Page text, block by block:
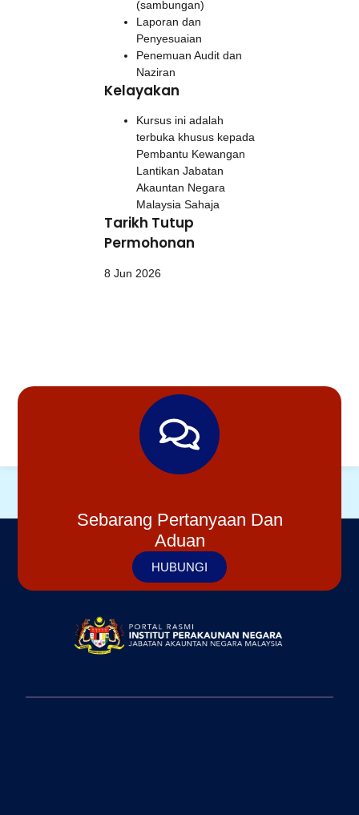
(sambungan)
Laporan dan
Penyesuaian
Penemuan Audit dan
Naziran
Kelayakan
Kursus ini adalah
terbuka khusus kepada
Pembantu Kewangan
Lantikan Jabatan
Akauntan Negara
Malaysia Sahaja
Tarikh Tutup
Permohonan
8 Jun 2026
Sebarang Pertanyaan Dan
Aduan
HUBUNGI